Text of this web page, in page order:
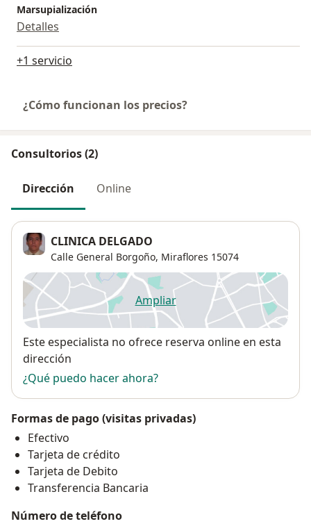
Marsupialización
Detalles
+1 servicio
¿Cómo funcionan los precios?
Consultorios (2)
Dirección Online
CLINICA DELGADO
Calle General Borgoño, Miraflores 15074
Ampliarse abre en una nueva
Disponibilidad
Este especialista no ofrece reserva online en esta
dirección
¿Qué puedo hacer ahora?
Formas de pago (visitas privadas)
Efectivo
Tarjeta de crédito
Tarjeta de Debito
Transferencia Bancaria
Número de teléfono